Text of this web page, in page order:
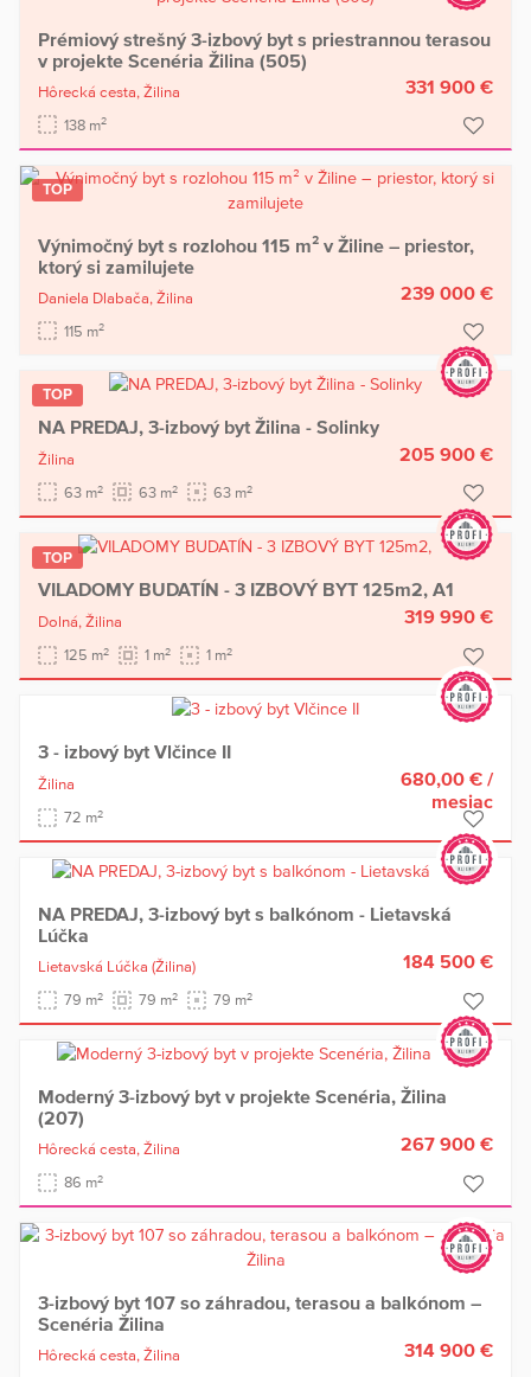
Prémiový strešný 3-izbový byt s priestrannou terasou
v projekte Scenéria Žilina (505)
Hôrecká cesta, Žilina
138 m2
331 900 €
TOP
Výnimočný byt s rozlohou 115 m² v Žiline – priestor,
ktorý si zamilujete
Daniela Dlabača, Žilina
115 m2
239 000 €
TOP
NA PREDAJ, 3-izbový byt Žilina - Solinky
Žilina
63 m2 63 m2 63 m2
205 900 €
TOP
VILADOMY BUDATÍN - 3 IZBOVÝ BYT 125m2, A1
Dolná, Žilina
125 m2 1 m2 1 m2
319 990 €
3 - izbový byt Vlčince II
Žilina
72 m2
680,00 € /
mesiac
NA PREDAJ, 3-izbový byt s balkónom - Lietavská
Lúčka
Lietavská Lúčka (Žilina)
79 m2 79 m2 79 m2
184 500 €
Moderný 3-izbový byt v projekte Scenéria, Žilina
(207)
Hôrecká cesta, Žilina
86 m2
267 900 €
3-izbový byt 107 so záhradou, terasou a balkónom –
Scenéria Žilina
Hôrecká cesta, Žilina
314 900 €